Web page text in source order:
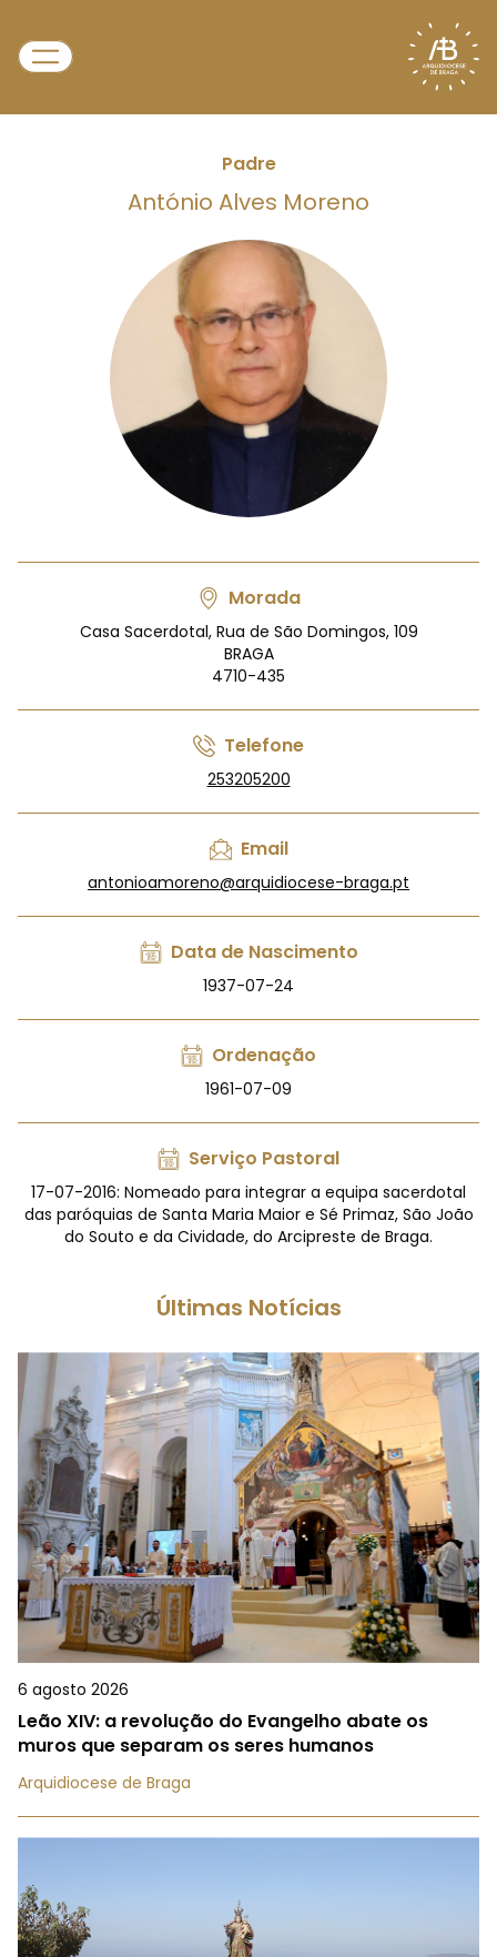
Padre
António Alves Moreno
Morada
Casa Sacerdotal, Rua de São Domingos, 109
BRAGA
4710-435
Telefone
253205200
Email
antonioamoreno@arquidiocese-braga.pt
Data de Nascimento
1937-07-24
Ordenação
1961-07-09
Serviço Pastoral
17-07-2016: Nomeado para integrar a equipa sacerdotal
das paróquias de Santa Maria Maior e Sé Primaz, São João
do Souto e da Cividade, do Arcipreste de Braga.
Últimas Notícias
6 agosto 2026
Leão XIV: a revolução do Evangelho abate os
muros que separam os seres humanos
Arquidiocese de Braga